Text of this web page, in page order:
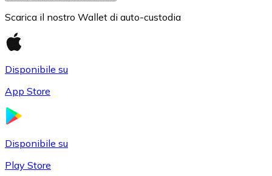
Scarica il nostro Wallet di auto-custodia
Disponibile su
App Store
Disponibile su
Play Store